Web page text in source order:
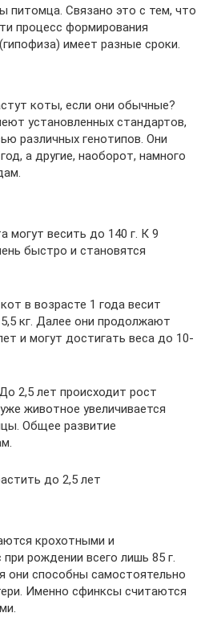
питомца. Связано это с тем, что
процесс формирования
имеет разные сроки.
коты, если они обычные?
установленных стандартов,
различных генотипов. Они
а другие, наоборот, намного
могут весить до 140 г. К 9
быстро и становятся
в возрасте 1 года весит
кг. Далее они продолжают
и могут достигать веса до 10-
2,5 лет происходит рост
животное увеличивается
Общее развитие
до 2,5 лет
крохотными и
рождении всего лишь 85 г.
они способны самостоятельно
Именно сфинксы считаются